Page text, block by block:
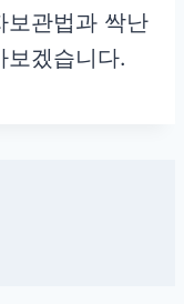
보관법과 싹난
보겠습니다.